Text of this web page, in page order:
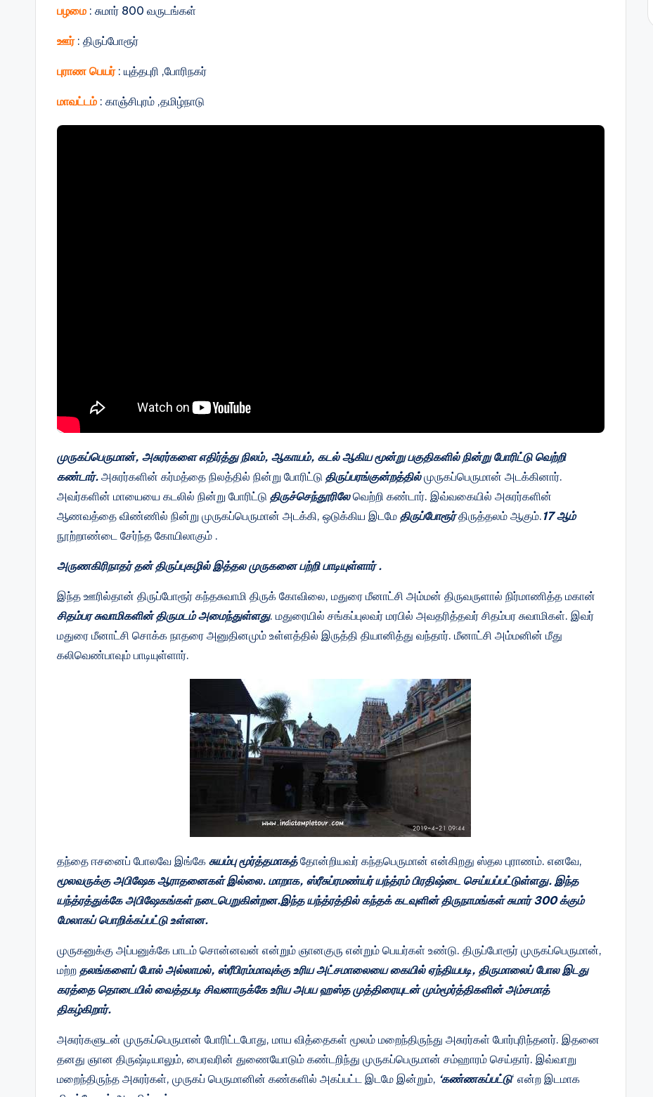
பழமை : சுமார் 800 வருடங்கள்
ஊர் : திருப்போரூர்
புராண பெயர் : யுத்தபுரி ,போரிநகர்
மாவட்டம் : காஞ்சிபுரம் ,தமிழ்நாடு
முருகப்பெருமான், அசுரர்களை எதிர்த்து நிலம், ஆகாயம், கடல் ஆகிய மூன்று பகுதிகளில் நின்று போரிட்டு வெற்றி
கண்டார். அசுரர்களின் கர்மத்தை நிலத்தில் நின்று போரிட்டு திருப்பரங்குன்றத்தில்முருகப்பெருமான் அடக்கினார்.
அவர்களின் மாயையை கடலில் நின்று போரிட்டு திருச்செந்தூரிலேவெற்றி கண்டார். இவ்வகையில் அசுரர்களின்
ஆணவத்தை விண்ணில் நின்று முருகப்பெருமான் அடக்கி, ஒடுக்கிய இடமே திருப்போரூர்திருத்தலம் ஆகும். 17 ஆம்
நூற்றாண்டை சேர்ந்த கோயிலாகும் .
அருணகிரிநாதர் தன் திருப்புகழில் இத்தல முருகனை பற்றி பாடியுள்ளார் .
இந்த ஊரில்தான் திருப்போரூர் கந்தசுவாமி திருக் கோவிலை, மதுரை மீனாட்சி அம்மன் திருவருளால் நிர்மாணித்த மகான்
சிதம்பர சுவாமிகளின் திருமடம் அமைந்துள்ளது. மதுரையில் சங்கப்புலவர் மரபில் அவதரித்தவர் சிதம்பர சுவாமிகள். இவர்
மதுரை மீனாட்சி சொக்க நாதரை அனுதினமும் உள்ளத்தில் இருத்தி தியானித்து வந்தார். மீனாட்சி அம்மனின் மீது
கலிவெண்பாவும் பாடியுள்ளார்.
தந்தை ஈசனைப் போலவே இங்கே சுயம்பு மூர்த்தமாகத்தோன்றியவர் கந்தபெருமான் என்கிறது ஸ்தல புராணம். எனவே,
மூலவருக்கு அபிஷேக ஆராதனைகள் இல்லை. மாறாக, ஸ்ரீசுப்ரமண்யர் யந்த்ரம் பிரதிஷ்டை செய்யப்பட்டுள்ளது. இந்த
யந்த்ரத்துக்கே அபிஷேகங்கள் நடைபெறுகின்றன.இந்த யந்த்ரத்தில் கந்தக் கடவுளின் திருநாமங்கள் சுமார் 300 க்கும்
மேலாகப் பொறிக்கப்பட்டு உள்ளன.
முருகனுக்கு அப்பனுக்கே பாடம் சொன்னவன் என்றும் ஞானகுரு என்றும் பெயர்கள் உண்டு. திருப்போரூர் முருகப்பெருமான்,
மற்ற தலங்களைப் போல் அல்லாமல், ஸ்ரீபிரம்மாவுக்கு உரிய அட்சமாலையை கையில் ஏந்தியபடி, திருமாலைப் போல இடது
கரத்தை தொடையில் வைத்தபடி சிவனாருக்கே உரிய அபய ஹஸ்த முத்திரையுடன் மும்மூர்த்திகளின் அம்சமாத்
திகழ்கிறார்.
அசுரர்களுடன் முருகப்பெருமான் போரிட்டபோது, மாய வித்தைகள் மூலம் மறைந்திருந்து அசுரர்கள் போர்புரிந்தனர். இதனை
தனது ஞான திருஷ்டியாலும், பைரவரின் துணையோடும் கண்டறிந்து முருகப்பெருமான் சம்ஹாரம் செய்தார். இவ்வாறு
மறைந்திருந்த அசுரர்கள், முருகப் பெருமானின் கண்களில் அகப்பட்ட இடமே இன்றும், ‘கண்ணகப்பட்டு‘ என்ற இடமாக